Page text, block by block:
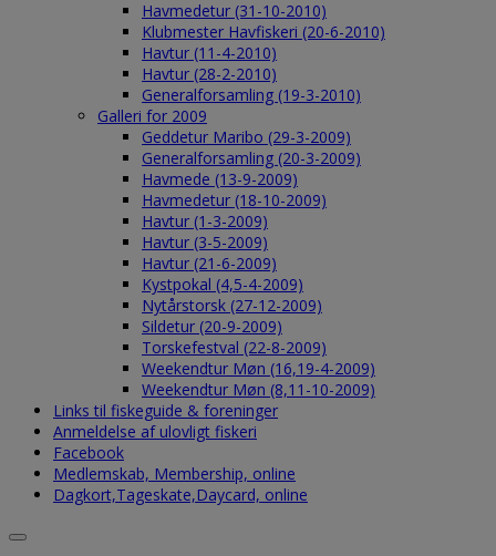
Havmedetur (31-10-2010)
Klubmester Havfiskeri (20-6-2010)
Havtur (11-4-2010)
Havtur (28-2-2010)
Generalforsamling (19-3-2010)
Galleri for 2009
Geddetur Maribo (29-3-2009)
Generalforsamling (20-3-2009)
Havmede (13-9-2009)
Havmedetur (18-10-2009)
Havtur (1-3-2009)
Havtur (3-5-2009)
Havtur (21-6-2009)
Kystpokal (4,5-4-2009)
Nytårstorsk (27-12-2009)
Sildetur (20-9-2009)
Torskefestval (22-8-2009)
Weekendtur Møn (16,19-4-2009)
Weekendtur Møn (8,11-10-2009)
Links til fiskeguide & foreninger
Anmeldelse af ulovligt fiskeri
Facebook
Medlemskab, Membership, online
Dagkort,Tageskate,Daycard, online